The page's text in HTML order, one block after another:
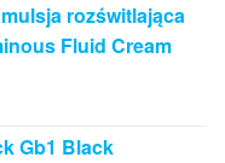
rozświtlająca
Fluid Cream
Gb1 Black